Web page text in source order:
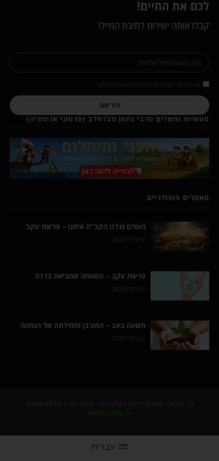
לכם את החיים!
קבלו אותה ישירות לתיבת המייל!
הירשם
מעשיות ומשלים מרבי נחמן מברסלב (סרטוני אנימציה)
מאמרים פופולריים
העולם נגדנו הקב"ה איתנו – פרשת עקב
30 ביולי 2026
פרשת עקב – השמחה שמביאה ברכה
30 ביולי 2026
תשעה באב – החורבן ותחילתה של הנחמה
21 ביולי 2026
nextbracket.io
עברית